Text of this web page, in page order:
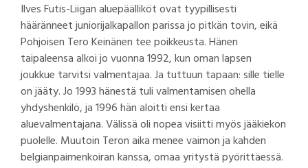
Ilves Futis-Liigan aluepäälliköt ovat tyypillisesti
hääränneet juniorijalkapallon parissa jo pitkän tovin, eikä
Pohjoisen Tero Keinänen tee poikkeusta. Hänen
taipaleensa alkoi jo vuonna 1992, kun oman lapsen
joukkue tarvitsi valmentajaa. Ja tuttuun tapaan: sille tielle
on jääty. Jo 1993 hänestä tuli valmentamisen ohella
yhdyshenkilö, ja 1996 hän aloitti ensi kertaa
aluevalmentajana. Välissä oli nopea visiitti myös jääkiekon
puolelle. Muutoin Teron aika menee vaimon ja kahden
belgianpaimenkoiran kanssa, omaa yritystä pyörittäessä.